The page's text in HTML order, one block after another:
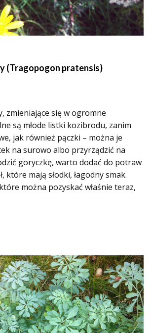
(Tragopogon pratensis)
zmieniające się w ogromne
są młode listki kozibrodu, zanim
jak również pączki – można je
na surowo albo przyrządzić na
goryczkę, warto dodać do potraw
które mają słodki, łagodny smak.
można pozyskać właśnie teraz,